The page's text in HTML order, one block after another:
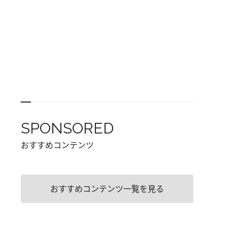
SPONSORED
おすすめコンテンツ
おすすめコンテンツ一覧を見る